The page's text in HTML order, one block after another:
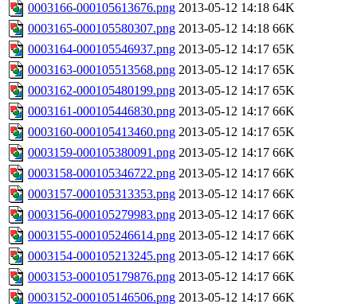
0003166-000105613676.png 2013-05-12 14:18 64K
0003165-000105580307.png 2013-05-12 14:18 66K
0003164-000105546937.png 2013-05-12 14:17 65K
0003163-000105513568.png 2013-05-12 14:17 65K
0003162-000105480199.png 2013-05-12 14:17 65K
0003161-000105446830.png 2013-05-12 14:17 66K
0003160-000105413460.png 2013-05-12 14:17 65K
0003159-000105380091.png 2013-05-12 14:17 66K
0003158-000105346722.png 2013-05-12 14:17 66K
0003157-000105313353.png 2013-05-12 14:17 66K
0003156-000105279983.png 2013-05-12 14:17 66K
0003155-000105246614.png 2013-05-12 14:17 66K
0003154-000105213245.png 2013-05-12 14:17 66K
0003153-000105179876.png 2013-05-12 14:17 66K
0003152-000105146506.png 2013-05-12 14:17 66K